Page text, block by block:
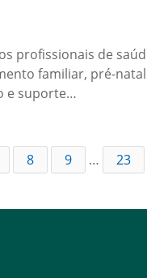
profissionais de
familiar, pré-
e suporte…
8 9 … 23